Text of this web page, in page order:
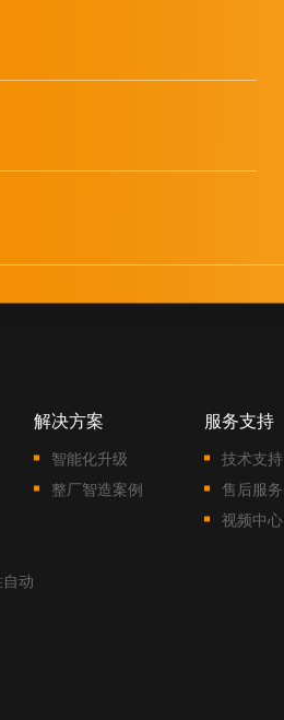
动
解决方案
智能化升级
整厂智造案例
服务支持
技术支持
售后服务
视频中心